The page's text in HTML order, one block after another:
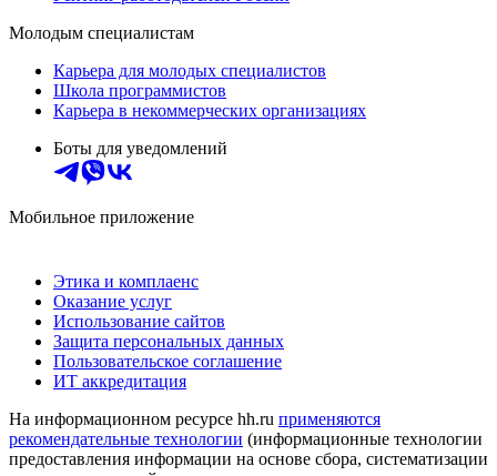
Молодым специалистам
Карьера для молодых специалистов
Школа программистов
Карьера в некоммерческих организациях
Боты для уведомлений
Мобильное приложение
Этика и комплаенс
Оказание услуг
Использование сайтов
Защита персональных данных
Пользовательское соглашение
ИТ аккредитация
На информационном ресурсе hh.ru применяются
рекомендательные технологии (информационные технологии
предоставления информации на основе сбора, систематизации